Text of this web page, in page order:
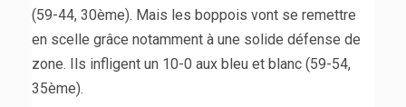
(59-44, 30ème). Mais les boppois vont se remettre
en scelle grâce notamment à une solide défense de
zone. Ils infligent un 10-0 aux bleu et blanc (59-54,
35ème).